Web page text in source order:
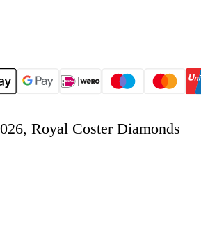
Royal Coster Diamonds